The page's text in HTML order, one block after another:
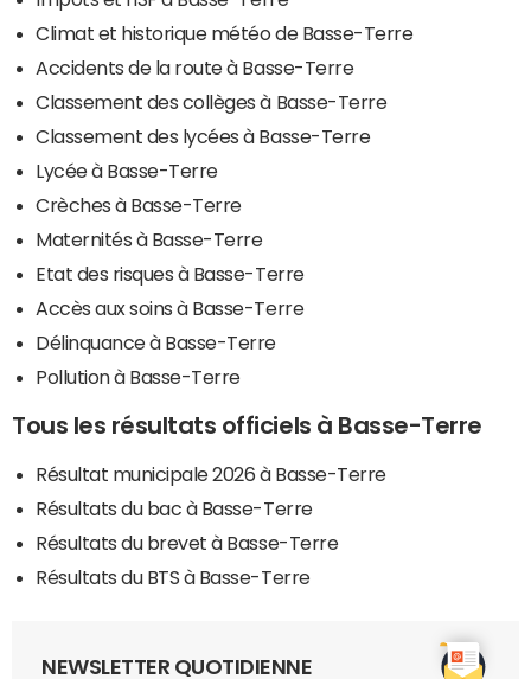
Climat et historique météo de Basse-Terre
Accidents de la route à Basse-Terre
Classement des collèges à Basse-Terre
Classement des lycées à Basse-Terre
Lycée à Basse-Terre
Crèches à Basse-Terre
Maternités à Basse-Terre
Etat des risques à Basse-Terre
Accès aux soins à Basse-Terre
Délinquance à Basse-Terre
Pollution à Basse-Terre
Tous les résultats officiels à Basse-Terre
Résultat municipale 2026 à Basse-Terre
Résultats du bac à Basse-Terre
Résultats du brevet à Basse-Terre
Résultats du BTS à Basse-Terre
NEWSLETTER QUOTIDIENNE